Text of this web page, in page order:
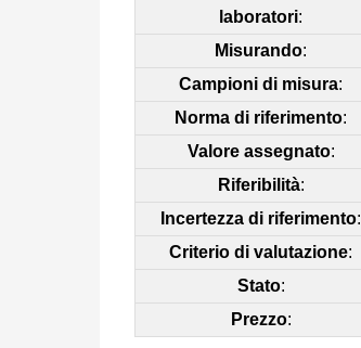
laboratori:
Misurando:
Campioni di misura:
Norma di riferimento:
Valore assegnato:
Riferibilità:
Incertezza di riferimento:
Criterio di valutazione:
Stato:
Prezzo: